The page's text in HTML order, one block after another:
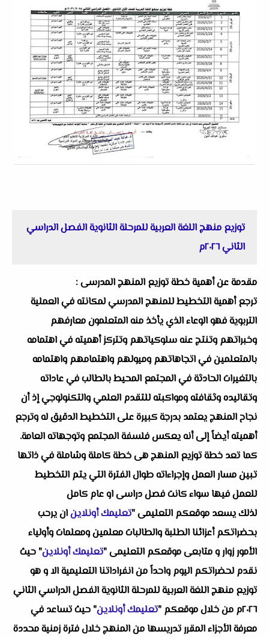
توزيع منهج اللغة العربية للمرحلة الثانوية الفصل الدراسي
الثاني ٢٠٢٦م
مقدمة عن أهمية خطة توزيع المنهج المدرسى :
ترجع أهمية التخطيط للمنهج المدرسي لمكانته في العملية
التربوية فهو الوعاء الذي يأخذ منه المتعلمون معارفهم
وخبراتهم وتنتج عنه سلوكياتهم وتتركز أهميته في اهتمامه
بالمتعلمين في اتجاهاتهم وميولهم واهتمامهم واهتمامه
بالتغيرات الحادثة في المجتمع المحيط بالطالب في عاداته
وتقاليده وثقافته ومواكبته للتقدم العلمي والتكنولوجي إذ أن
نجاح المنهج يعتمد بدرجة كبيرة على التخطيط الدقيق له وترجع
أهميته أيضاً إلى أنه يعكس فلسفة المجتمع وتوجهاته العامة.
كما تعد خطة توزيع المنهج هى خطة كاملة وشاملة في ذاتها
تبين مسار العمل وإجراءاته طوال الفترة التي يتم التخطيط
للعمل فيها سواء كانت فصل دراسى او عام كامل
لذلك يسعد موقعكم التعليمى "تعليمك أونلاينان يرحب
بحضراتكم أعزائنا الطلبة والطالبات معلمين ومعلمات وأولياء
الأمور زوار و متابعى موقعكم التعليمى "تعليمك أونلاين" حيث
نقدم لحضراتكم اليوم واحداً من انفراداتنا التعليمية الا و هو
توزيع منهج اللغة العربية للمرحلة الثانوية الفصل الدراسي الثاني
٢٠٢٦م من خلال موقعكم "
تعليمك أونلاين" حيث تساعد في
معرفة الأجزاء المقرر تدريسها من المنهج خلال فترة زمنية محددة